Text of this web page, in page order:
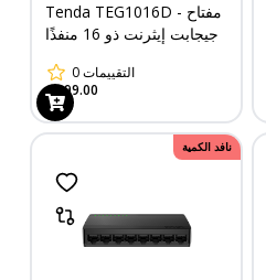
Tenda TEG1016D - مفتاح
جيجابت إيثرنت ذو 16 منفذًا
0التقييمات
1,999.00
نافد الكمية